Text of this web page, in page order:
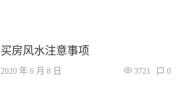
买房风水注意事项
2020 年 6 月 8 日 3721 0